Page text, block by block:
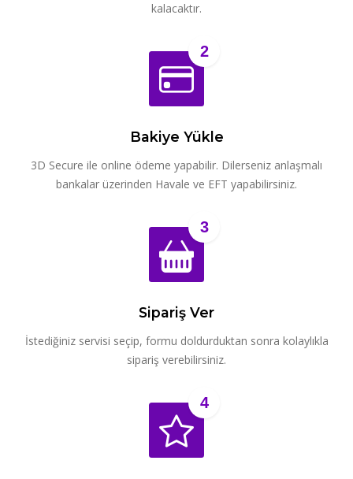
kalacaktır.
2
Bakiye Yükle
3D Secure ile online ödeme yapabilir. Dilerseniz anlaşmalı
bankalar üzerinden Havale ve EFT yapabilirsiniz.
3
Sipariş Ver
İstediğiniz servisi seçip, formu doldurduktan sonra kolaylıkla
sipariş verebilirsiniz.
4